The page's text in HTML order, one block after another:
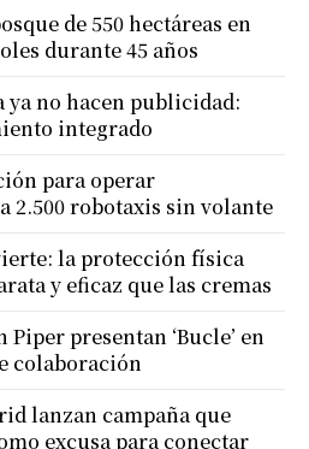
de 550 hectáreas en
durante 45 años
ya no hacen publicidad:
integrado
para operar
2.500 robotaxis sin volante
la protección física
y eficaz que las cremas
presentan ‘Bucle’ en
colaboración
lanzan campaña que
excusa para conectar